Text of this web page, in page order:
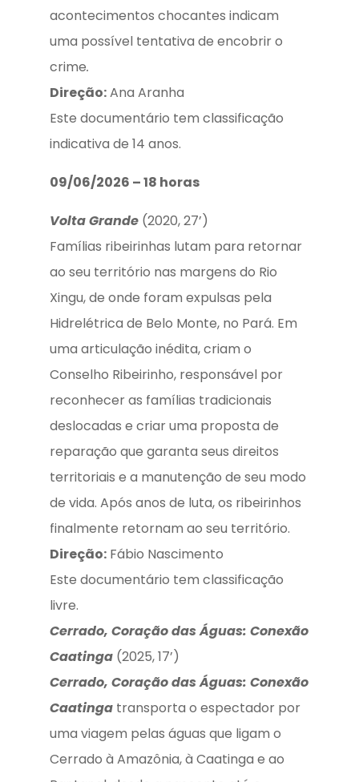
acontecimentos chocantes indicam
uma possível tentativa de encobrir o
crime.
Direção:Ana Aranha
Este documentário tem classificação
indicativa de 14 anos.
09/06/2026 – 18 horas
Volta Grande(2020, 27’)
Famílias ribeirinhas lutam para retornar
ao seu território nas margens do Rio
Xingu, de onde foram expulsas pela
Hidrelétrica de Belo Monte, no Pará. Em
uma articulação inédita, criam o
Conselho Ribeirinho, responsável por
reconhecer as famílias tradicionais
deslocadas e criar uma proposta de
reparação que garanta seus direitos
territoriais e a manutenção de seu modo
de vida. Após anos de luta, os ribeirinhos
finalmente retornam ao seu território.
Direção:Fábio Nascimento
Este documentário tem classificação
livre.
Cerrado, Coração das Águas: Conexão
Caatinga(2025, 17’)
Cerrado, Coração das Águas: Conexão
Caatingatransporta o espectador por
uma viagem pelas águas que ligam o
Cerrado à Amazônia, à Caatinga e ao